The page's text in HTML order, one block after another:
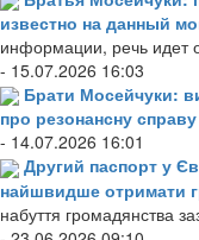
известно на данный
информации, речь идет
- 15.07.2026 16:03
Брати Мосейчуки:
про резонансну справу
- 14.07.2026 16:01
Другий паспорт у
найшвидше отримати
набуття громадянства